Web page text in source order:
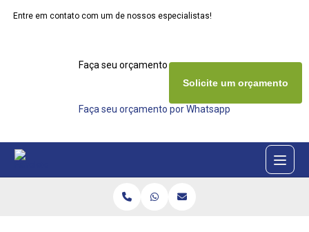
Entre em contato com um de nossos especialistas!
Faça seu orçamento agora mesmo
Faça seu orçamento por Whatsapp
Solicite um orçamento